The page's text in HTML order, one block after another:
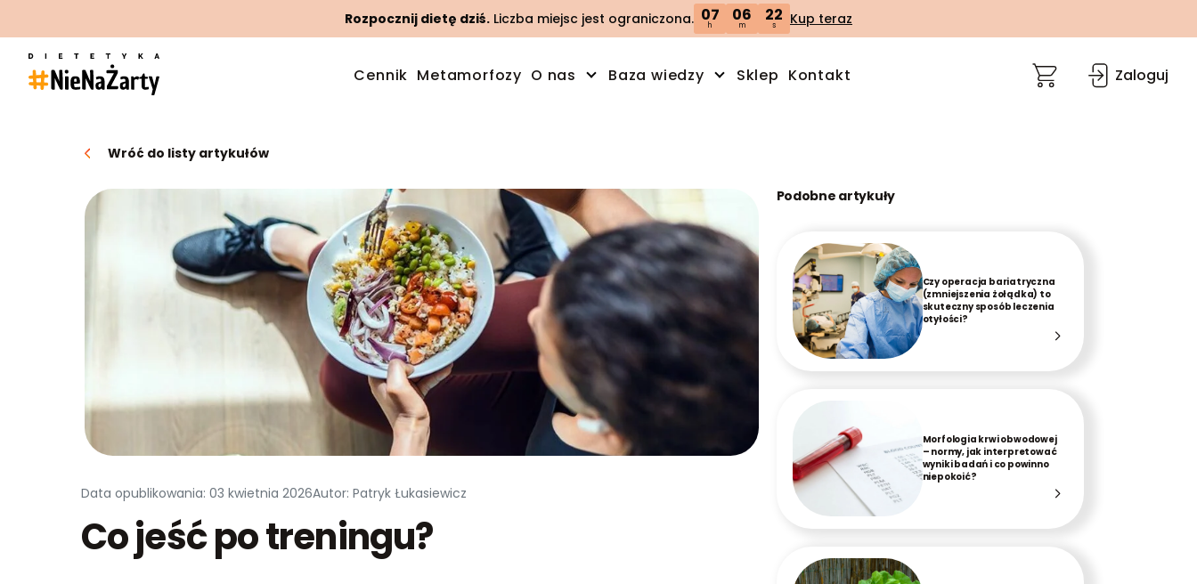
Rozpocznij dietę dziś. Liczba miejsc jest ograniczona. 07
h
06
m
20
s Kup teraz
Cennik Metamorfozy O nas Baza wiedzy Sklep Kontakt Zaloguj
Wróć do listy artykułów
Data opublikowania: 03 kwietnia 2026Autor: Patryk Łukasiewicz
Co jeść po treningu?
Podobne artykuły
Czy operacja bariatryczna
(zmniejszenia żołądka) to
skuteczny sposób leczenia
otyłości?
Morfologia krwi obwodowej
– normy, jak interpretować
wyniki badań i co powinno
niepokoić?